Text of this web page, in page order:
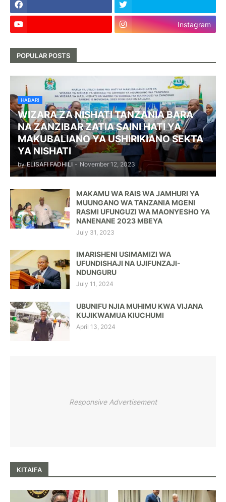
Instagram
POPULAR POSTS
HABARI
WIZARA ZA NISHATI TANZANIA BARA
NA ZANZIBAR ZATIA SAINI HATI YA
MAKUBALIANO YA USHIRIKIANO SEKTA
YA NISHATI
by ELISAFI FADHILI - November 12, 2023
MAKAMU WA RAIS WA JAMHURI YA
MUUNGANO WA TANZANIA MGENI
RASMI UFUNGUZI WA MAONYESHO YA
NANENANE 2023 MBEYA
July 31, 2023
IMARISHENI USIMAMIZI WA
UFUNDISHAJI NA UJIFUNZAJI-
NDUNGURU
July 11, 2024
UBUNIFU NJIA MUHIMU KWA VIJANA
KUJIKWAMUA KIUCHUMI
April 13, 2024
Responsive Advertisement
KITAIFA